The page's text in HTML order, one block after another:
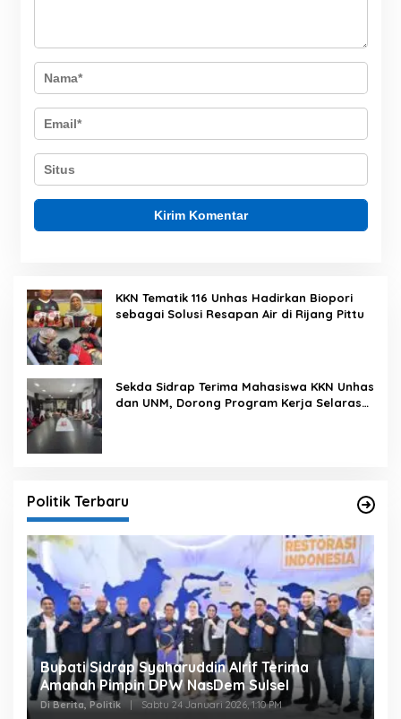
KKN Tematik 116 Unhas Hadirkan Biopori
sebagai Solusi Resapan Air di Rijang Pittu
Sekda Sidrap Terima Mahasiswa KKN Unhas
dan UNM, Dorong Program Kerja Selaras
Politik Terbaru
Bupati Sidrap Syaharuddin Alrif Terima
Amanah Pimpin DPW NasDem Sulsel
Di Berita, Politik | Sabtu 24 Januari 2026, 1:10 PM